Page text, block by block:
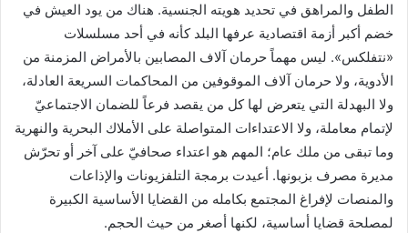
الطفل والمراهق في تحديد هويته الجنسية. هناك من يود العيش في
خضم أكبر أزمة اقتصادية عرفها البلد كأنه في أحد مسلسلات
«نتفلكس». ليس مهماً حرمان آلاف المصابين بالأمراض المزمنة من
الأدوية، ولا حرمان آلاف الموقوفين من المحاكمات السريعة العادلة،
ولا البهدلة التي يتعرض لها كل من يقصد فرعاً للضمان الاجتماعيّ
لإتمام معاملة، ولا الاعتداءات المتواصلة على الأملاك البحرية والنهرية
وما تبقى من ملك عام؛ المهم هو اعتداء صحافيّ على آخر أو تحرّش
مديرة مصرف بزبونها. أعيدت برمجة التلفزيونات والإذاعات
والمنصات لإفراغ المجتمع بكامله من القضايا الأساسية الكبيرة
لمصلحة قضايا أساسية، لكنها أصغر من حيث الحجم.